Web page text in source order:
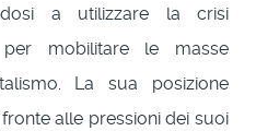
a utilizzare la crisi
mobilitare le masse
La sua posizione
alle pressioni dei suoi